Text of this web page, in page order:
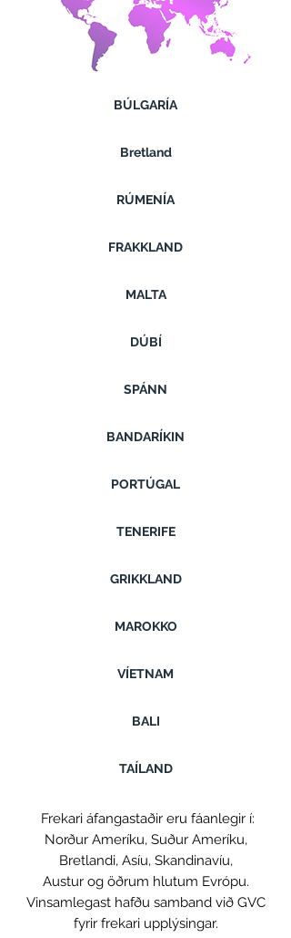
BÚLGARÍA
Bretland
RÚMENÍA
FRAKKLAND
MALTA
DÚBÍ
SPÁNN
BANDARÍKIN
PORTÚGAL
TENERIFE
GRIKKLAND
MAROKKO
VÍETNAM
BALI
TAÍLAND
Frekari áfangastaðir eru fáanlegir í:
Norður Ameríku, Suður Ameríku,
Bretlandi, Asíu, Skandinavíu,
Austur og öðrum hlutum Evrópu.
Vinsamlegast hafðu samband við GVC
fyrir frekari upplýsingar.